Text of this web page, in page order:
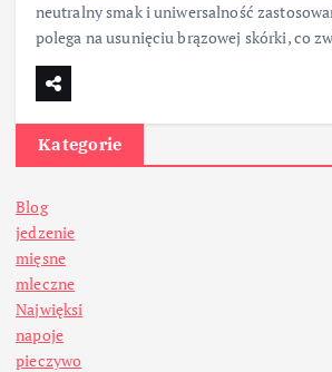
neutralny smak i uniwersalność
polega na usunięciu brązowej skórki, co
Kategorie
Blog
jedzenie
mięsne
mleczne
Najwięksi
napoje
pieczywo